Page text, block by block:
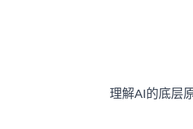
理解AI的底层